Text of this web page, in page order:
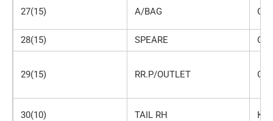
27(15) A/BAG
28(15) SPEARE
29(15) RR.P/OUTLET
30(10) TAIL RH